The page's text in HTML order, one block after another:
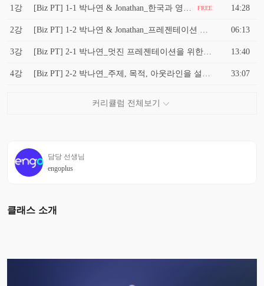
1강 FREE 14:28
2강 06:13
3강 13:40
4강 33:07
담당 선생님
engoplus
클래스 소개